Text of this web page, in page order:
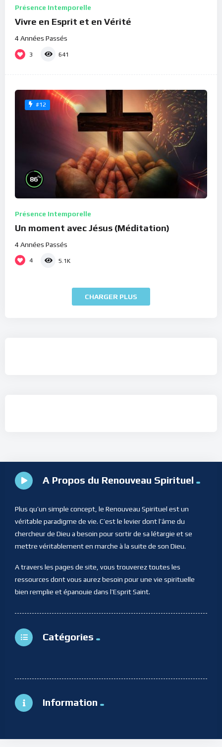
Présence Intemporelle
Vivre en Esprit et en Vérité
4 Années Passés
3 641
#12
86%
Présence Intemporelle
Un moment avec Jésus (Méditation)
4 Années Passés
4 5.1K
CHARGER PLUS
A Propos du Renouveau Spirituel
Plus qu’un simple concept, le Renouveau Spirituel est un
véritable paradigme de vie. C’est le levier dont l’âme du
chercheur de Dieu a besoin pour sortir de sa létargie et se
mettre véritablement en marche à la suite de son Dieu.
A travers les pages de site, vous trouverez toutes les
ressources dont vous aurez besoin pour une vie spirituelle
bien remplie et épanouie dans l’Esprit Saint.
Catégories
Information